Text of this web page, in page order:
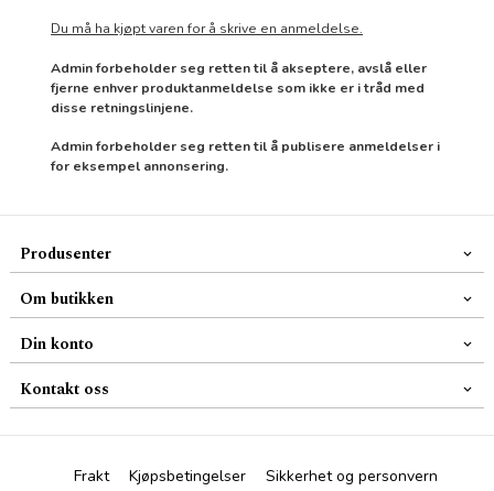
Du må ha kjøpt varen for å skrive en anmeldelse.
Admin forbeholder seg retten til å akseptere, avslå eller
fjerne enhver produktanmeldelse som ikke er i tråd med
disse retningslinjene.
Admin forbeholder seg retten til å publisere anmeldelser i
for eksempel annonsering.
Produsenter
Om butikken
Din konto
Kontakt oss
Frakt Kjøpsbetingelser Sikkerhet og personvern